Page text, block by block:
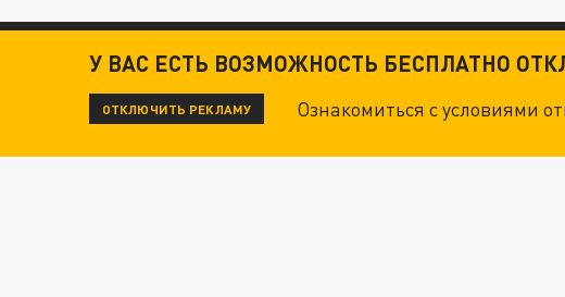
У ВАС ЕСТЬ ВОЗМОЖНОСТЬ БЕСПЛАТНО
ОТКЛЮЧИТЬ РЕКЛАМУ Ознакомиться с условиями